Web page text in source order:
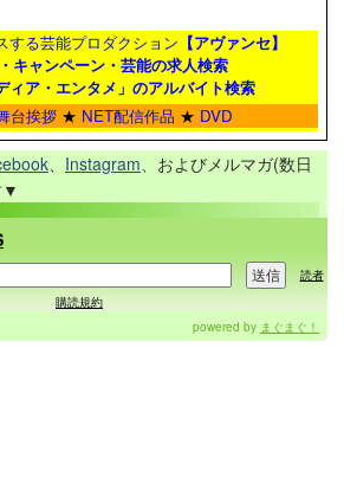
する芸能プロダクション 【アヴァンセ】
キャンペーン・芸能の求人検索
ィア・エンタメ」のアルバイト検索
台挨拶 ★ NET配信作品 ★ DVD
Instagram 、およびメルマガ(数日
▼
読者
購読規約
powered by まぐまぐ！